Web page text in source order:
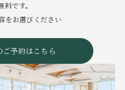
です。
をお選びください
ご予約はこちら